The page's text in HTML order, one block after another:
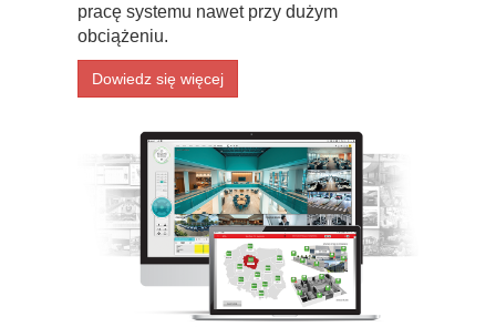
pracę systemu nawet przy dużym
obciążeniu.
Dowiedz się więcej